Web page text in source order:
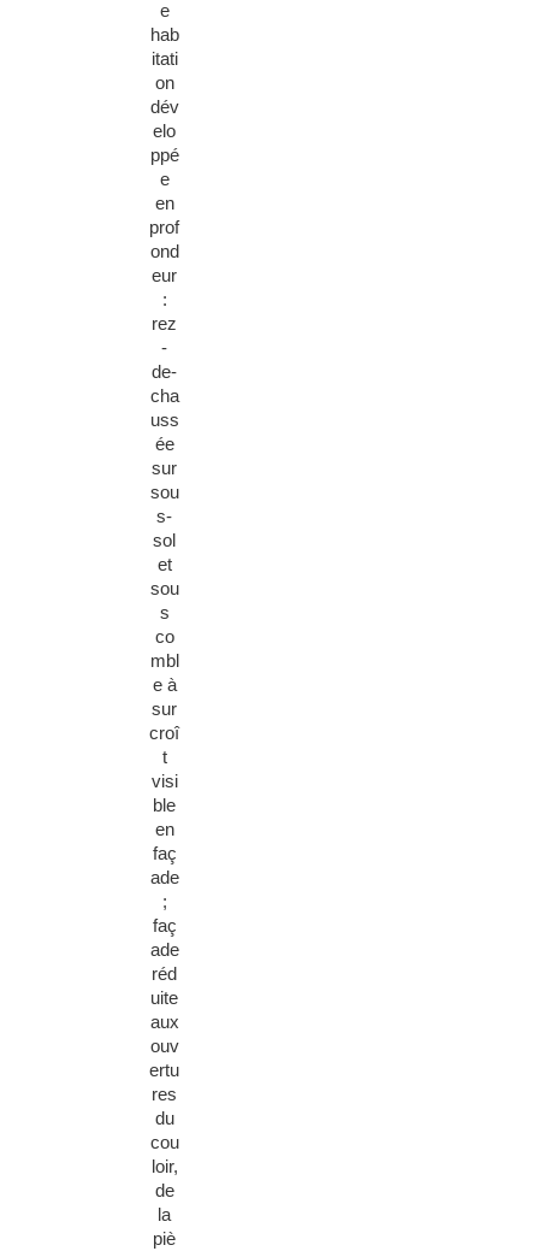
e
hab
itati
on
dév
elo
ppé
e
en
prof
ond
eur
:
rez
-
de-
cha
uss
ée
sur
sou
s-
sol
et
sou
s
co
mbl
e à
sur
croî
t
visi
ble
en
faç
ade
;
faç
ade
réd
uite
aux
ouv
ertu
res
du
cou
loir,
de
la
piè